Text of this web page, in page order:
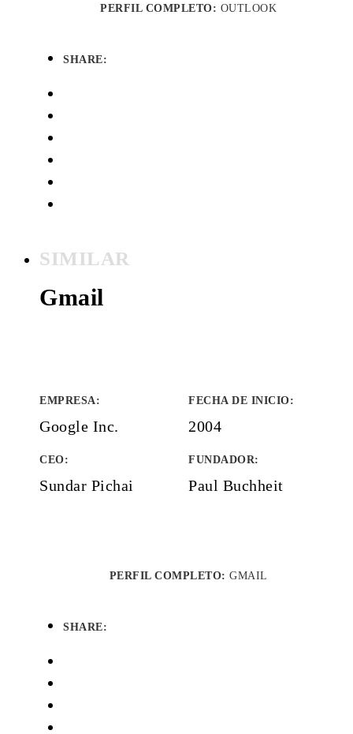
PERFIL COMPLETO: OUTLOOK
SHARE:
SIMILAR
Gmail
EMPRESA:
Google Inc.
FECHA DE INICIO:
2004
CEO:
Sundar Pichai
FUNDADOR:
Paul Buchheit
PERFIL COMPLETO: GMAIL
SHARE: